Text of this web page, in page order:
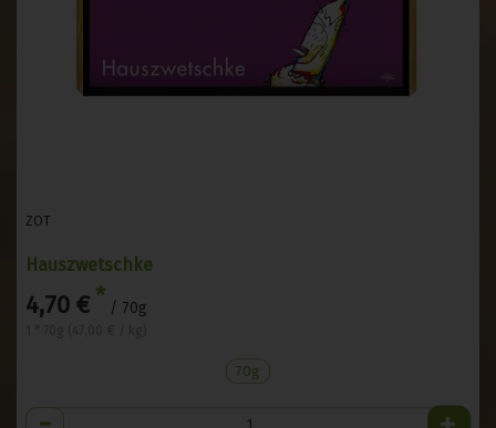
ZOT
Hauszwetschke
4,70 € * / 70g
70g
Anzahl